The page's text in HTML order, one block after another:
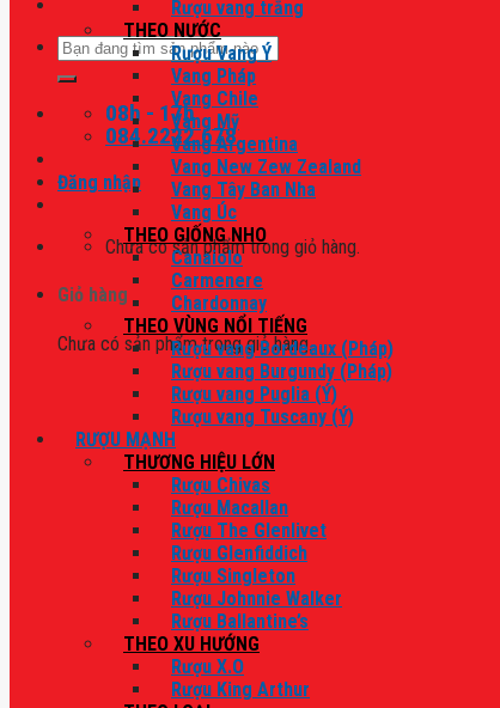
Tìm
kiếm:
08h - 17h
084.2222.678
Đăng nhập
Chưa có sản phẩm trong giỏ hàng.
Giỏ hàng
Chưa có sản phẩm trong giỏ hàng.
Rượu vang trắng
THEO NƯỚC
Rượu Vang Ý
Vang Pháp
Vang Chile
Vang Mỹ
Vang Argentina
Vang New Zew Zealand
Vang Tây Ban Nha
Vang Úc
THEO GIỐNG NHO
Canaiolo
Carmenere
Chardonnay
THEO VÙNG NỔI TIẾNG
Rượu vang Bordeaux (Pháp)
Rượu vang Burgundy (Pháp)
Rượu vang Puglia (Ý)
Rượu vang Tuscany (Ý)
RƯỢU MẠNH
THƯƠNG HIỆU LỚN
Rượu Chivas
Rượu Macallan
Rượu The Glenlivet
Rượu Glenfiddich
Rượu Singleton
Rượu Johnnie Walker
Rượu Ballantine’s
THEO XU HƯỚNG
Rượu X.O
Rượu King Arthur